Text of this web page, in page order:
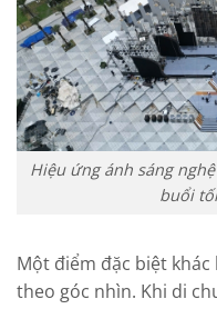
Hiệu ứng ánh sáng
buổi
Một điểm đặc biệt
theo góc nhìn. Khi di